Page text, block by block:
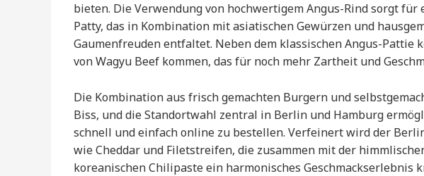
bieten. Die Verwendung von hochwertigem Angus-Rind sorgt
Patty, das in Kombination mit asiatischen Gewürzen und
Gaumenfreuden entfaltet. Neben dem klassischen Angus-Pattie
von Wagyu Beef kommen, das für noch mehr Zartheit und
Die Kombination aus frisch gemachten Burgern und
Biss, und die Standortwahl zentral in Berlin und Hamburg
schnell und einfach online zu bestellen. Verfeinert wird der
wie Cheddar und Filetstreifen, die zusammen mit der
koreanischen Chilipaste ein harmonisches Geschmackserlebnis